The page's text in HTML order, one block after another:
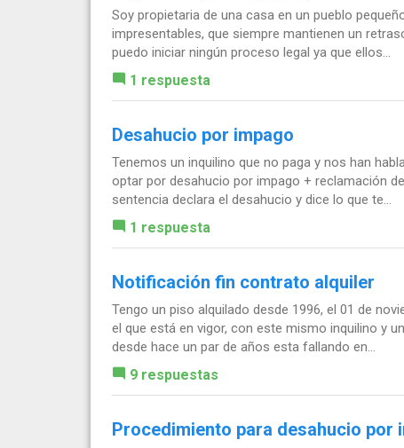
Soy propietaria de una casa en un pueblo
impresentables, que siempre mantienen un
puedo iniciar ningún proceso legal ya que ellos...
1 respuesta
Desahucio por impago
Tenemos un inquilino que no paga y nos han
optar por desahucio por impago + reclamación
sentencia declara el desahucio y dice lo que te...
1 respuesta
Notificación fin contrato alquiler
Tengo un piso alquilado desde 1996, el 01 de
el que está en vigor, con este mismo inquilino y
desde hace un par de años esta fallando en...
9 respuestas
Procedimiento para desahucio por